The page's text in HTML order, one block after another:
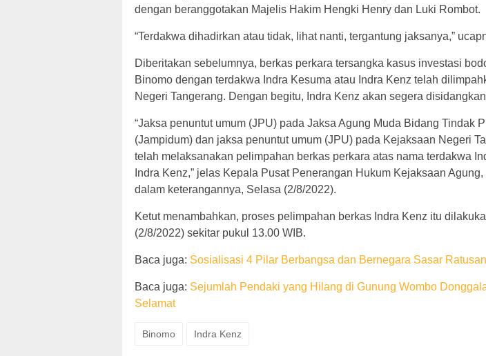
dengan beranggotakan Majelis Hakim Hengki Henry dan Luki Rombot.
“Terdakwa dihadirkan atau tidak, lihat nanti, tergantung jaksanya,”
Diberitakan sebelumnya, berkas perkara tersangka kasus investasi
Binomo dengan terdakwa Indra Kesuma atau Indra Kenz telah
Negeri Tangerang. Dengan begitu, Indra Kenz akan segera
“Jaksa penuntut umum (JPU) pada Jaksa Agung Muda Bidang Tindak
(Jampidum) dan jaksa penuntut umum (JPU) pada Kejaksaan Negeri
telah melaksanakan pelimpahan berkas perkara atas nama terdakwa
Indra Kenz,” jelas Kepala Pusat Penerangan Hukum Kejaksaan
dalam keterangannya, Selasa (2/8/2022).
Ketut menambahkan, proses pelimpahan berkas Indra Kenz itu
(2/8/2022) sekitar pukul 13.00 WIB.
Baca juga: Sosialisasi 4 Pilar Berbangsa dan Bernegara Sasar
Baca juga: Sejumlah Pendaki yang Hilang di Gunung Wombo
Selamat
Binomo Indra Kenz